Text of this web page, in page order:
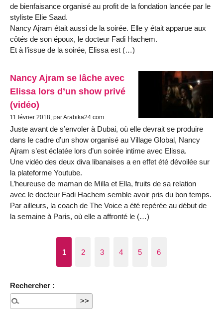
de bienfaisance organisé au profit de la fondation lancée par le
styliste Elie Saad.
Nancy Ajram était aussi de la soirée. Elle y était apparue aux
côtés de son époux, le docteur Fadi Hachem.
Et à l’issue de la soirée, Elissa est (…)
Nancy Ajram se lâche avec
Elissa lors d’un show privé
(vidéo)
11 février 2018, par Arabika24.com
Juste avant de s’envoler à Dubai, où elle devrait se produire
dans le cadre d’un show organisé au Village Global, Nancy
Ajram s’est éclatée lors d’un soirée intime avec Elissa.
Une vidéo des deux diva libanaises a en effet été dévoilée sur
la plateforme Youtube.
L’heureuse de maman de Milla et Ella, fruits de sa relation
avec le docteur Fadi Hachem semble avoir pris du bon temps.
Par ailleurs, la coach de The Voice a été repérée au début de
la semaine à Paris, où elle a affronté le (…)
1 2 3 4 5 6
Rechercher :